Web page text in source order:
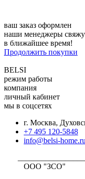
ваш заказ оформлен
наши менеджеры
в ближайшее время!
Продолжить покупки
BELSI
режим работы
компания
личный кабинет
мы в соцсетях
г. Москва,
+7 495 120-5848
info@belsi-home.ru
ООО "ЗСО"